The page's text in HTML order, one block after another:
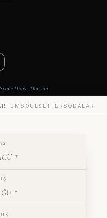
Stone House Horizon
TÜM SOULSETTERS ODALARI
▾
▾